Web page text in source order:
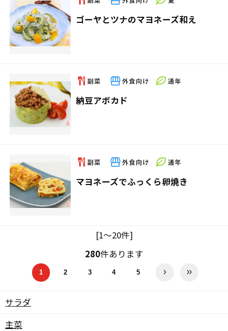
ゴーヤとツナのマヨネーズ和え
納豆アボカド
マヨネーズでふっくら卵焼き
[1～20件]
280件あります
1 2 3 4 5
サラダ
主菜